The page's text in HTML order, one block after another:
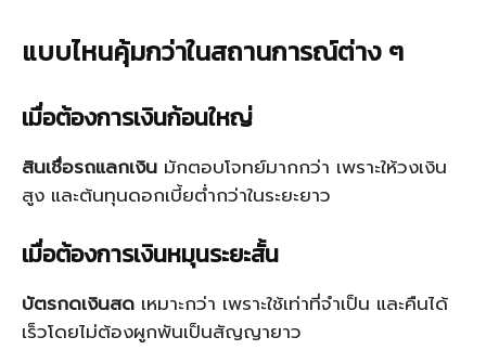
แบบไหนคุ้มกว่าในสถานการณ์ต่าง ๆ
เมื่อต้องการเงินก้อนใหญ่
สินเชื่อรถแลกเงิน มักตอบโจทย์มากกว่า เพราะให้วงเงิน
สูง และต้นทุนดอกเบี้ยต่ำกว่าในระยะยาว
เมื่อต้องการเงินหมุนระยะสั้น
บัตรกดเงินสด เหมาะกว่า เพราะใช้เท่าที่จำเป็น และคืนได้
เร็วโดยไม่ต้องผูกพันเป็นสัญญายาว